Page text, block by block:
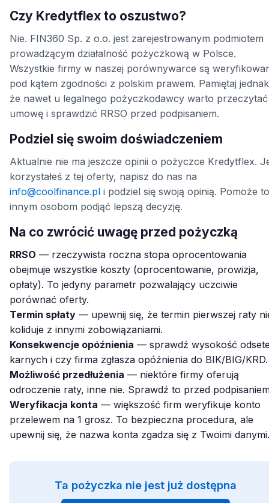
Czy Kredytflex to oszustwo?
Nie. FIN360 Sp. z o.o. jest zarejestrowanym podmiotem
prowadzącym działalność pożyczkową w Polsce.
Wszystkie firmy w naszej porównywarce są
pod kątem zgodności z polskim prawem. Pamiętaj
że nawet u legalnego pożyczkodawcy warto przeczytać
umowę i sprawdzić RRSO przed podpisaniem.
Podziel się swoim doświadczeniem
Aktualnie nie ma jeszcze opinii o pożyczce Kredytflex.
korzystałeś z tej oferty, napisz do nas na
info@coolfinance.pl i podziel się swoją opinią. Pomoże to
innym osobom podjąć lepszą decyzję.
Na co zwrócić uwagę przed pożyczką
RRSO — rzeczywista roczna stopa oprocentowania
obejmuje wszystkie koszty (oprocentowanie, prowizja,
opłaty). To jedyny parametr pozwalający uczciwie
porównać oferty.
Termin spłaty — upewnij się, że termin pierwszej raty
koliduje z innymi zobowiązaniami.
Konsekwencje opóźnienia — sprawdź wysokość
karnych i czy firma zgłasza opóźnienia do BIK/BIG/KRD.
Możliwość przedłużenia — niektóre firmy oferują
odroczenie raty, inne nie. Sprawdź to przed
Weryfikacja konta — większość firm weryfikuje konto
przelewem na 1 grosz. To bezpieczna procedura, ale
upewnij się, że nazwa konta zgadza się z Twoimi danymi.
Ta pożyczka nie jest już dostępna